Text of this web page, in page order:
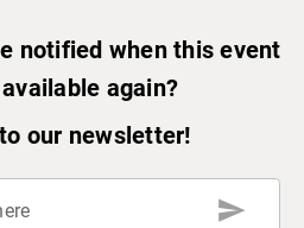
notified when this event
again?
our newsletter!
send